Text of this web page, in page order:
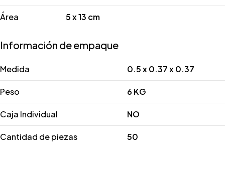
Área 5 x 13 cm
Información de empaque
Medida 0.5 x 0.37 x 0.37
Peso 6 KG
Caja Individual NO
Cantidad de piezas 50